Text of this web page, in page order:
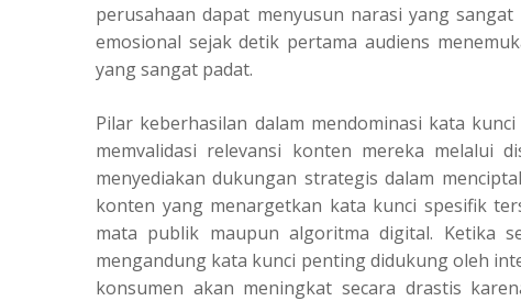
perusahaan dapat menyusun narasi yang
emosional sejak detik pertama audiens
yang sangat padat.
Pilar keberhasilan dalam mendominasi kata
memvalidasi relevansi konten mereka melalui
menyediakan dukungan strategis dalam
konten yang menargetkan kata kunci spesifik
mata publik maupun algoritma digital. Ketika
mengandung kata kunci penting didukung oleh
konsumen akan meningkat secara drastis